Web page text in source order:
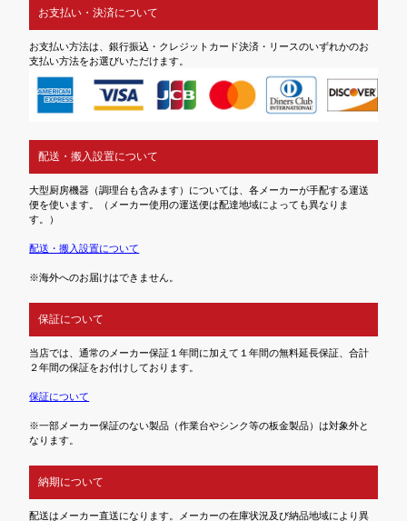
お支払い・決済について
お支払い方法は、銀行振込・クレジットカード決済・リースのいずれかのお
支払い方法をお選びいただけます。
配送・搬入設置について
大型厨房機器（調理台も含みます）については、各メーカーが手配する運送
便を使います。（メーカー使用の運送便は配達地域によっても異なりま
す。）
配送・搬入設置について
※海外へのお届けはできません。
保証について
当店では、通常のメーカー保証１年間に加えて１年間の無料延長保証、合計
２年間の保証をお付けしております。
保証について
※一部メーカー保証のない製品（作業台やシンク等の板金製品）は対象外と
なります。
納期について
配送はメーカー直送になります。メーカーの在庫状況及び納品地域により異